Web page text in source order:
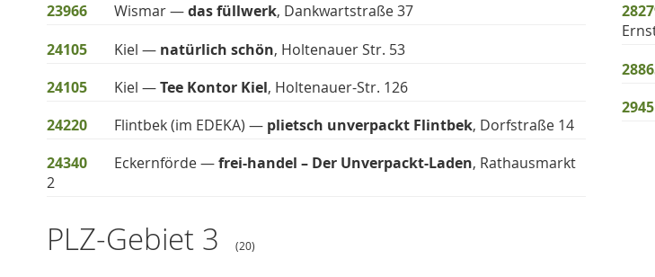
23966
Wismar —das füllwerk, Dankwartstraße 37
24105
Kiel — natürlich schön, Holtenauer Str. 53
24105
Kiel —Tee Kontor Kiel, Holtenauer-Str. 126
24220
Flintbek (im EDEKA) — plietsch unverpackt Flintbek, Dorfstraße 14
24340
Eckernförde —frei-handel – Der Unverpackt-Laden, Rathausmarkt
2
PLZ-Gebiet 3 (20)